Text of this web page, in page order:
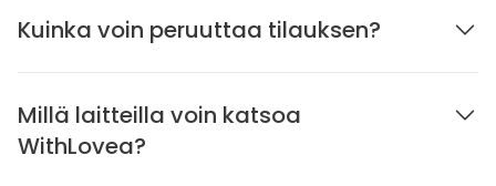
Kuinka voin peruuttaa tilauksen?
Millä laitteilla voin katsoa
WithLovea?